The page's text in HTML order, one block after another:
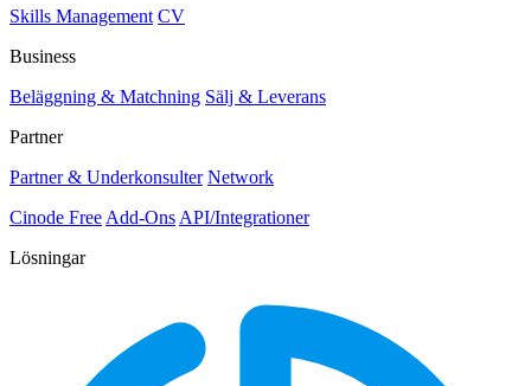
Skills Management CV
Business
Beläggning & Matchning Sälj & Leverans
Partner
Partner & Underkonsulter Network
Cinode Free Add-Ons API/Integrationer
Lösningar